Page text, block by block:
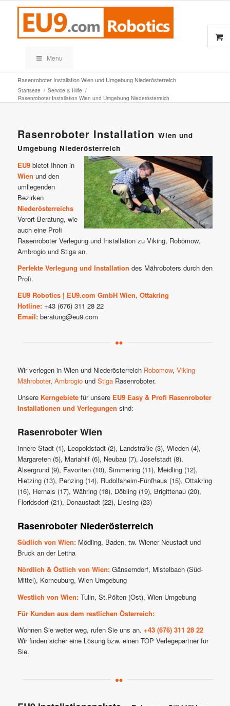
Menu
Rasenroboter Installation Wien und Umgebung Niederösterreich
Startseite / Service & Hilfe /
Rasenroboter Installation Wien und Umgebung Niederösterreich
Rasenroboter Installation Wien und
Umgebung Niederösterreich
EU9bietet Ihnen in
Wien und den
umliegenden
Bezirken
Niederösterreichs
Vorort-Beratung, wie
auch eine Profi
Rasenroboter Verlegung und Installation zu Viking, Robomow,
Ambrogio und Stiga an.
Perfekte Verlegung und Installation des Mähroboters durch den
Profi.
EU9 Robotics | EU9.com GmbH Wien, Ottakring
Hotline:+43 (676) 311 28 22
Email:beratung@eu9.com
Wir verlegen in Wien und Niederösterreich Robomow, Viking
Mähroboter, Ambrogiound StigaRasenroboter.
UnsereKerngebietefür unsere EU9 Easy & Profi Rasenroboter
Installationen und Verlegungen sind:
Rasenroboter Wien
Innere Stadt (1), Leopoldstadt (2), Landstraße (3), Wieden (4),
Margareten (5), Mariahilf (6), Neubau (7), Josefstadt (8),
Alsergrund (9), Favoriten (10), Simmering (11), Meidling (12),
Hietzing (13), Penzing (14), Rudolfsheim-Fünfhaus (15), Ottakring
(16), Hernals (17), Währing (18), Döbling (19), Brigittenau (20),
Floridsdorf (21), Donaustadt (22), Liesing (23)
Rasenroboter Niederösterreich
Südlich von Wien:Mödling, Baden, tw. Wiener Neustadt und
Bruck an der Leitha
Nördlich & Östlich von Wien:Gänserndorf, Mistelbach (Süd-
Mittel), Korneuburg, Wien Umgebung
Westlich von Wien:Tulln, St.Pölten (Ost), Wien Umgebung
Für Kunden aus dem restlichen Österreich:
Wohnen Sie weiter weg, rufen Sie uns an. +43 (676) 311 28 22
Wir finden sicher eine Lösung bzw. einen TOP Verlegepartner für
Sie.